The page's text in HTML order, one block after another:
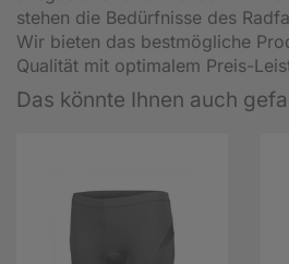
stehen die Bedürfnisse des
Wir bieten das bestmögliche
Qualität mit optimalem Preis-
Das könnte Ihnen auch